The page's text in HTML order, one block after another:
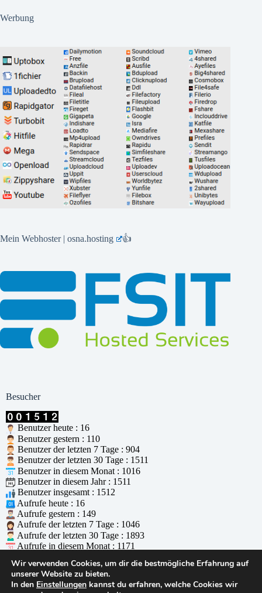
Werbung
Mein Webhoster | osna.hosting 👍
Besucher
Benutzer heute : 16
Benutzer gestern : 110
Benutzer der letzten 7 Tage : 904
Benutzer der letzten 30 Tage : 1511
Benutzer in diesem Monat : 1016
Benutzer in diesem Jahr : 1511
Benutzer insgesamt : 1512
Aufrufe heute : 16
Aufrufe gestern : 149
Aufrufe der letzten 7 Tage : 1046
Aufrufe der letzten 30 Tage : 1893
Aufrufe in diesem Monat : 1171
Aufrufe insgesamt : 1894
Wer ist online : 0
Unterstützt durchWPS Visitor Counter
Wir verwenden Cookies, um dir die bestmögliche Erfahrung auf
unserer Website zu bieten.
In den Einstellungen kannst du erfahren, welche Cookies wir